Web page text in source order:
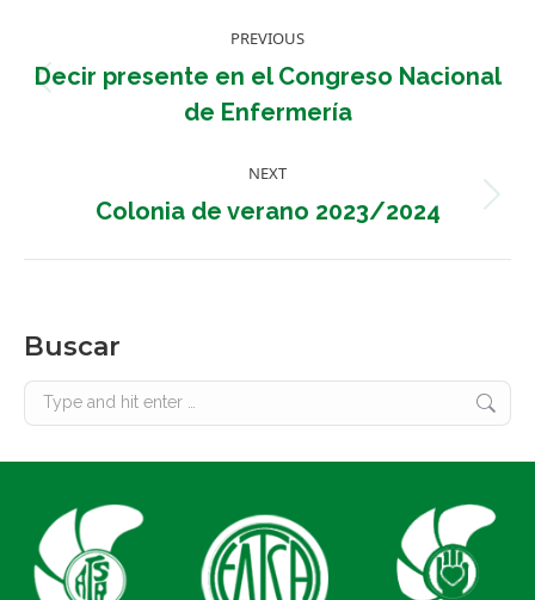
PREVIOUS
Previous
post:
Decir presente en el Congreso Nacional
de Enfermería
NEXT
Next
Colonia de verano 2023/2024
Buscar
Search: